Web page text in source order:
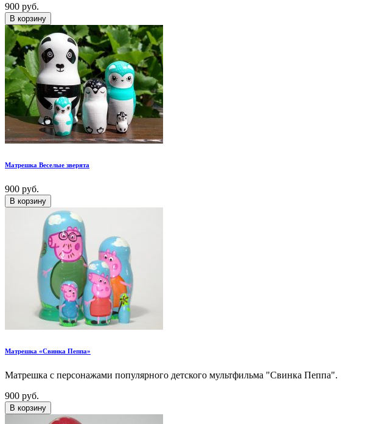
900 руб.
В корзину
Матрешка Веселые зверята
900 руб.
В корзину
Матрешка «Свинка Пеппа»
Матрешка с персонажами популярного детского мультфильма "Свинка Пеппа".
900 руб.
В корзину